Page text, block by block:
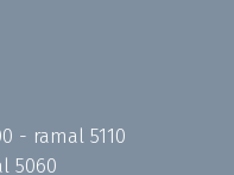
- ramal 5110
5060